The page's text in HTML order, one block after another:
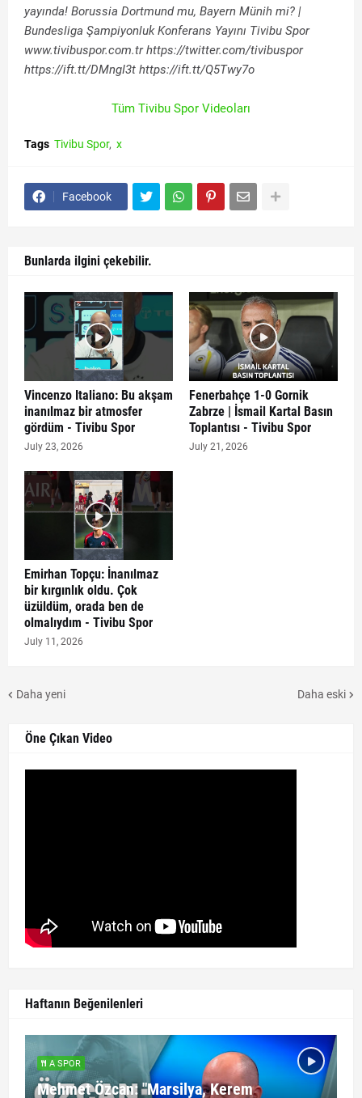
yayında! Borussia Dortmund mu, Bayern Münih mi? |
Bundesliga Şampiyonluk Konferans Yayını Tivibu Spor
www.tivibuspor.com.tr https://twitter.com/tivibuspor
https://ift.tt/DMngI3t https://ift.tt/Q5Twy7o
Tüm Tivibu Spor Videoları
Tags Tivibu Spor x
Facebook
Bunlarda ilgini çekebilir.
Vincenzo Italiano: Bu akşam
inanılmaz bir atmosfer
gördüm - Tivibu Spor
July 23, 2026
Fenerbahçe 1-0 Gornik
Zabrze | İsmail Kartal Basın
Toplantısı - Tivibu Spor
July 21, 2026
Emirhan Topçu: İnanılmaz
bir kırgınlık oldu. Çok
üzüldüm, orada ben de
olmalıydım - Tivibu Spor
July 11, 2026
Daha yeni Daha eski
Öne Çıkan Video
Haftanın Beğenilenleri
A SPOR
Mehmet Özcan: "Marsilya, Kerem